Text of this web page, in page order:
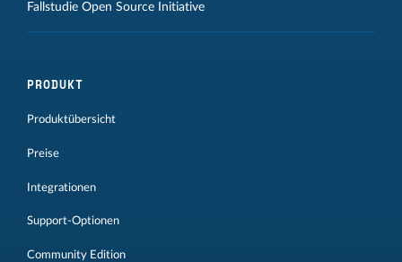
Fallstudie Open Source Initiative
PRODUKT
Produktübersicht
Preise
Integrationen
Support-Optionen
Community Edition